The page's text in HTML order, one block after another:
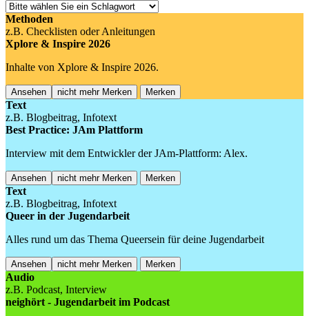
Methoden
z.B. Checklisten oder Anleitungen
Xplore & Inspire 2026
Inhalte von Xplore & Inspire 2026.
Ansehen nicht mehr Merken Merken
Text
z.B. Blogbeitrag, Infotext
Best Practice: JAm Plattform
Interview mit dem Entwickler der JAm-Plattform: Alex.
Ansehen nicht mehr Merken Merken
Text
z.B. Blogbeitrag, Infotext
Queer in der Jugendarbeit
Alles rund um das Thema Queersein für deine Jugendarbeit
Ansehen nicht mehr Merken Merken
Audio
z.B. Podcast, Interview
neighört - Jugendarbeit im Podcast